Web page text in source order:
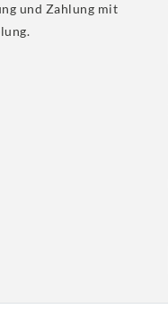
und Zahlung mit